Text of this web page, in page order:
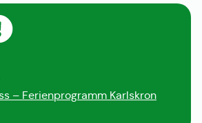
– Ferienprogramm Karlskron